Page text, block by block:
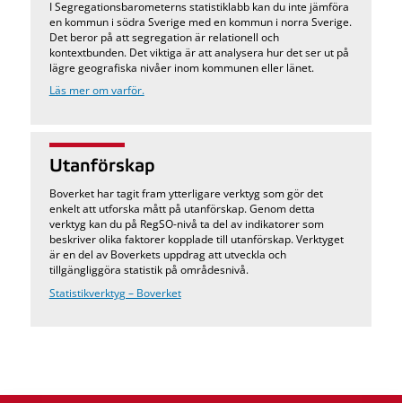
I Segregationsbarometerns statistiklabb kan du inte jämföra
en kommun i södra Sverige med en kommun i norra Sverige.
Det beror på att segregation är relationell och
kontextbunden. Det viktiga är att analysera hur det ser ut på
lägre geografiska nivåer inom kommunen eller länet.
Läs mer om varför.
Utanförskap
Boverket har tagit fram ytterligare verktyg som gör det
enkelt att utforska mått på utanförskap. Genom detta
verktyg kan du på RegSO-nivå ta del av indikatorer som
beskriver olika faktorer kopplade till utanförskap. Verktyget
är en del av Boverkets uppdrag att utveckla och
tillgängliggöra statistik på områdesnivå.
Statistikverktyg – Boverket